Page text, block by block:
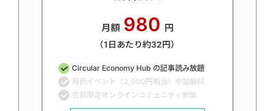
月額 980 円
（1日あたり約32円）
Circular Economy Hub の記事読み放題
月例イベント（2,000円相当）参加無料
会員限定オンラインコミュニティ参加